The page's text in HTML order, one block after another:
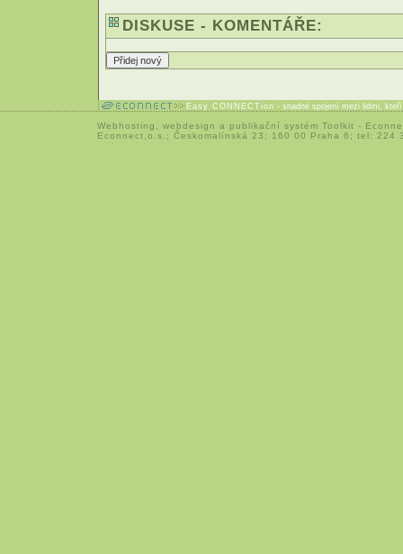
DISKUSE - KOMENTÁŘE:
Easy CONNECTion - snadné spojení mezi lidmi,
Webhosting webdesign a publikační systém Toolkit -
Econnect,o.s.; Českomalínská 23; 160 00 Praha 6; tel: 224